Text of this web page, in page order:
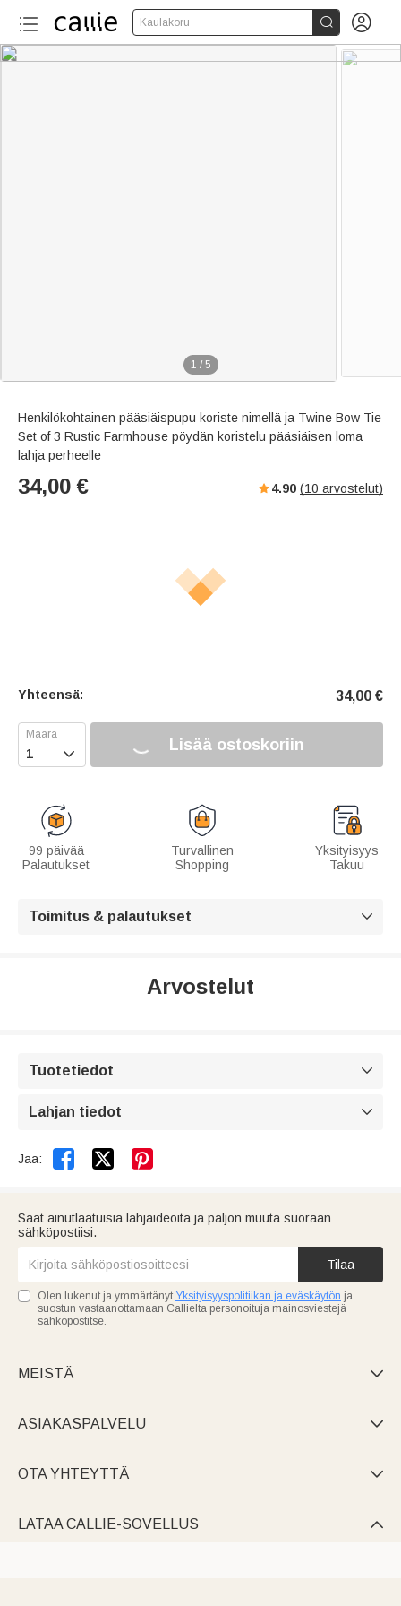
Kaulakoru  
1 / 5
Henkilökohtainen pääsiäispupu koriste nimellä ja Twine Bow Tie
Set of 3 Rustic Farmhouse pöydän koristelu pääsiäisen loma
lahja perheelle
34,00 € 4.90 (10 arvostelut)
Yhteensä: 34,00 €
 Lisää ostoskoriin
99 päivää
Palautukset
Turvallinen
Shopping
Yksityisyys
Takuu
Toimitus & palautukset 
Arvostelut
Tuotetiedot 
Lahjan tiedot 
Jaa:  
Saat ainutlaatuisia lahjaideoita ja paljon muuta suoraan
sähköpostiisi.
Tilaa
Olen lukenut ja ymmärtänyt Yksityisyyspolitiikan ja eväskäytön ja
suostun vastaanottamaan Callielta personoituja mainosviestejä
sähköpostitse.
MEISTÄ 
ASIAKASPALVELU 
OTA YHTEYTTÄ 
LATAA CALLIE-SOVELLUS 